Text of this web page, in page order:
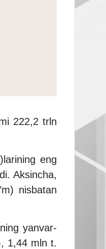
222,2 trln
eng
Aksincha,
nisbatan
yanvar-
1,44 mln t.